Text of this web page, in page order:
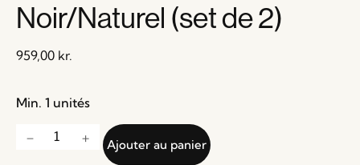
Noir/Naturel (set de 2)
959,00 kr.
Min. 1 unités
Ajouter au panier